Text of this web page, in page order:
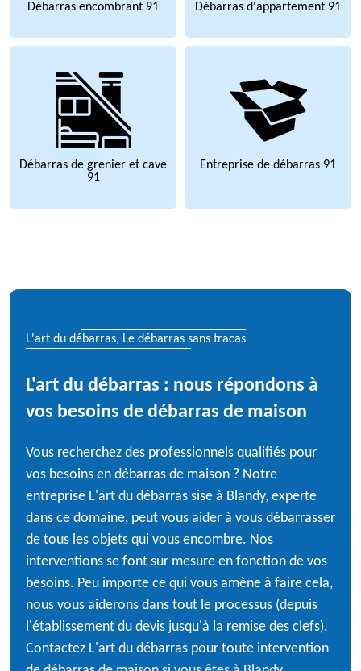
Débarras encombrant 91 Débarras d'appartement 91
Débarras de grenier et cave
91
Entreprise de débarras 91
L'art du débarras, Le débarras sans tracas
L'art du débarras : nous répondons à
vos besoins de débarras de maison
Vous recherchez des professionnels qualifiés pour
vos besoins en débarras de maison ? Notre
entreprise L'art du débarras sise à Blandy, experte
dans ce domaine, peut vous aider à vous débarrasser
de tous les objets qui vous encombre. Nos
interventions se font sur mesure en fonction de vos
besoins. Peu importe ce qui vous amène à faire cela,
nous vous aiderons dans tout le processus (depuis
l'établissement du devis jusqu'à la remise des clefs).
Contactez L'art du débarras pour toute intervention